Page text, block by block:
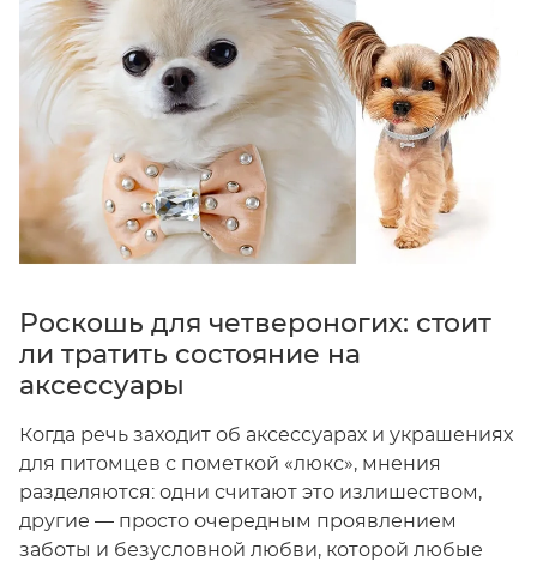
Роскошь для четвероногих: стоит
ли тратить состояние на
аксессуары
Когда речь заходит об аксессуарах и украшениях
для питомцев с пометкой «люкс», мнения
разделяются: одни считают это излишеством,
другие — просто очередным проявлением
заботы и безусловной любви, которой любые